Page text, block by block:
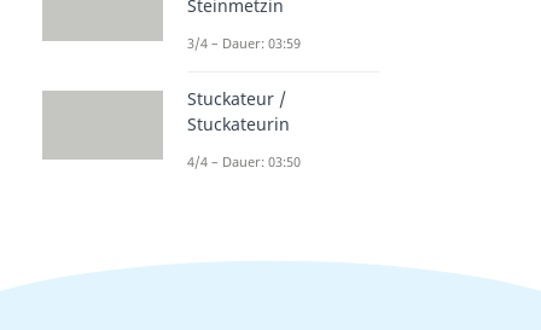
Steinmetzin
3/4 – Dauer: 03:59
Stuckateur /
Stuckateurin
4/4 – Dauer: 03:50